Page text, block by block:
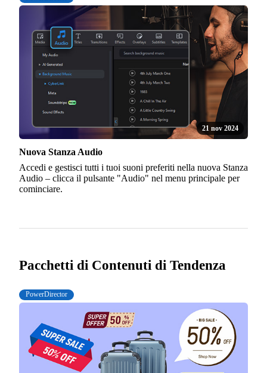
21 nov 2024
Nuova Stanza Audio
Accedi e gestisci tutti i tuoi suoni preferiti nella nuova Stanza
Audio – clicca il pulsante "Audio" nel menu principale per
cominciare.
Pacchetti di Contenuti di Tendenza
PowerDirector